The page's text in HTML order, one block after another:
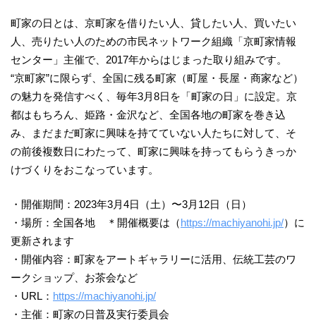
町家の日とは、京町家を借りたい人、貸したい人、買いたい
人、売りたい人のための市民ネットワーク組織「京町家情報
センター」主催で、2017年からはじまった取り組みです。
“京町家”に限らず、全国に残る町家（町屋・長屋・商家など）
の魅力を発信すべく、毎年3月8日を「町家の日」に設定。京
都はもちろん、姫路・金沢など、全国各地の町家を巻き込
み、まだまだ町家に興味を持てていない人たちに対して、そ
の前後複数日にわたって、町家に興味を持ってもらうきっか
けづくりをおこなっています。
・開催期間：2023年3月4日（土）〜3月12日（日）
・場所：全国各地 ＊開催概要は（https://machiyanohi.jp/）に
更新されます
・開催内容：町家をアートギャラリーに活用、伝統工芸のワ
ークショップ、お茶会など
・URL： https://machiyanohi.jp/
・主催：町家の日普及実行委員会